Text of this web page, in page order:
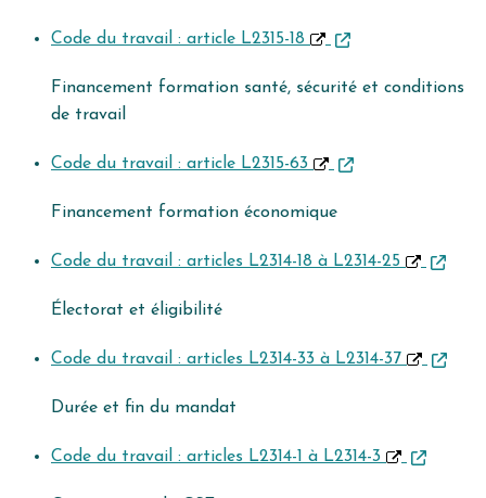
Code du travail : article L2315-18
Financement formation santé, sécurité et conditions
de travail
Code du travail : article L2315-63
Financement formation économique
Code du travail : articles L2314-18 à L2314-25
Électorat et éligibilité
Code du travail : articles L2314-33 à L2314-37
Durée et fin du mandat
Code du travail : articles L2314-1 à L2314-3